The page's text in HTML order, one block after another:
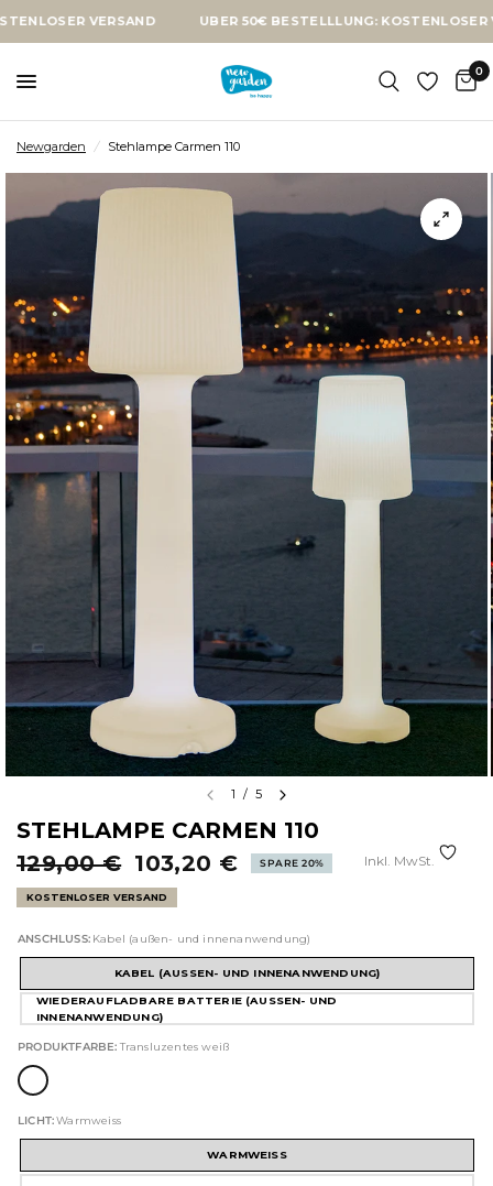
VERSAND ÜBER 50€ BESTELLLUNG: KOSTENLOSER
0
Newgarden / Stehlampe Carmen 110
1 / 5
STEHLAMPE CARMEN 110
129,00 € 103,20 € SPARE 20% Inkl. MwSt.
KOSTENLOSER VERSAND
ANSCHLUSS: Kabel (außen- und innenanwendung)
KABEL (AUSSEN- UND INNENANWENDUNG)
WIEDERAUFLADBARE BATTERIE (AUSSEN- UND I
NNENANWENDUNG)
PRODUKTFARBE: Transluzentes weiß
LICHT:Warmweiss
WARMWEISS